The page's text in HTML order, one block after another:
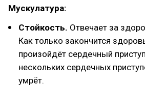
Мускулатура:
Стойкость. Отвечает за
Как только закончится
произойдёт сердечный
нескольких сердечных
умрёт.